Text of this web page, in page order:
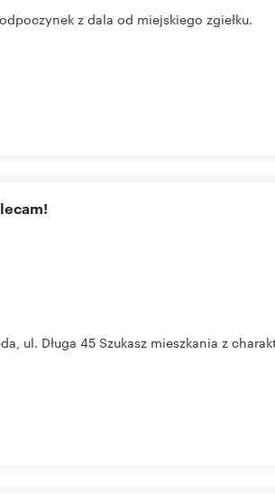
z dala od miejskiego zgiełku.
ul. Długa 45 Szukasz mieszkania z